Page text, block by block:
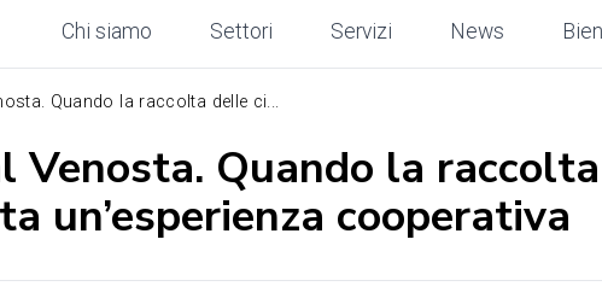
Chi siamo Settori Servizi News
Quando la raccolta delle ci...
Venosta. Quando la
un’esperienza cooperativa